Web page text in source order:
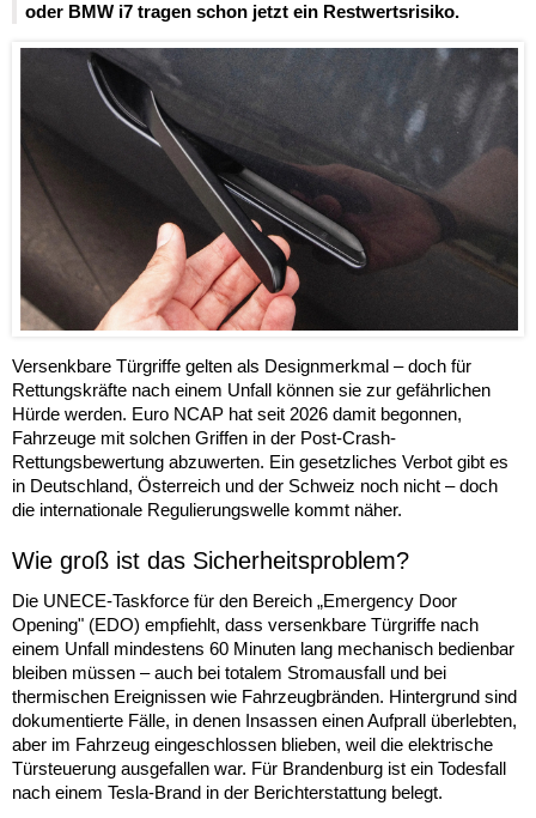
oder BMW i7 tragen schon jetzt ein Restwertsrisiko.
Versenkbare Türgriffe gelten als Designmerkmal – doch für
Rettungskräfte nach einem Unfall können sie zur gefährlichen
Hürde werden. Euro NCAP hat seit 2026 damit begonnen,
Fahrzeuge mit solchen Griffen in der Post-Crash-
Rettungsbewertung abzuwerten. Ein gesetzliches Verbot gibt es
in Deutschland, Österreich und der Schweiz noch nicht – doch
die internationale Regulierungswelle kommt näher.
Wie groß ist das Sicherheitsproblem?
Die UNECE-Taskforce für den Bereich „Emergency Door
Opening" (EDO) empfiehlt, dass versenkbare Türgriffe nach
einem Unfall mindestens 60 Minuten lang mechanisch bedienbar
bleiben müssen – auch bei totalem Stromausfall und bei
thermischen Ereignissen wie Fahrzeugbränden. Hintergrund sind
dokumentierte Fälle, in denen Insassen einen Aufprall überlebten,
aber im Fahrzeug eingeschlossen blieben, weil die elektrische
Türsteuerung ausgefallen war. Für Brandenburg ist ein Todesfall
nach einem Tesla-Brand in der Berichterstattung belegt.